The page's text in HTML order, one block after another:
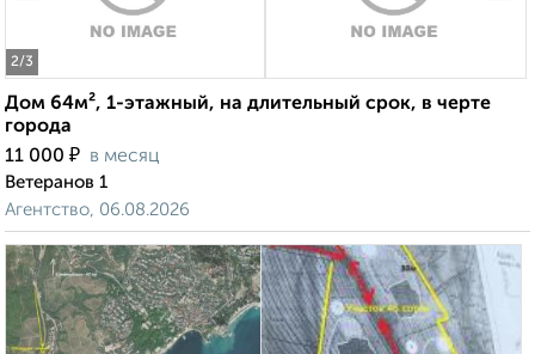
2/3
Дом 64м², 1-этажный, на длительный срок, в черте
города
11 000 ₽ в месяц
Ветеранов 1
Агентство, 06.08.2026